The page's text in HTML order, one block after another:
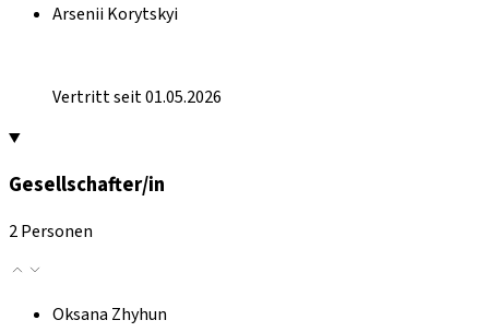
Arsenii Korytskyi
Vertritt seit 01.05.2026
Gesellschafter/in
2 Personen
Oksana Zhyhun